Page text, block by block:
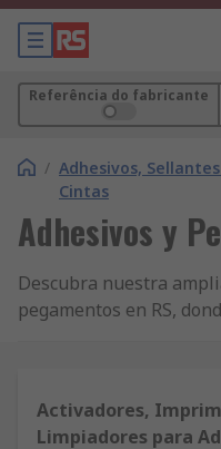
Referência do fabricante
/ Adhesivos,
Cintas
Adhesivos y
Descubra nuestra
pegamentos en RS,
sprays hasta
muchos más productos.
Activadores,
Limpiadores para